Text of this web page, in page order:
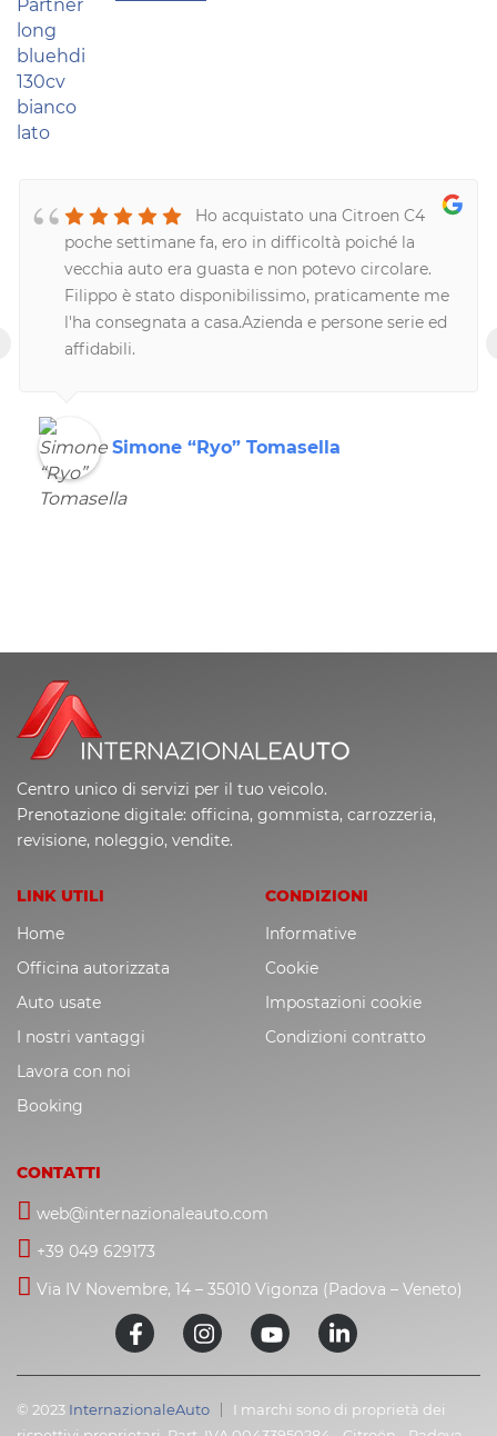
Ho acquistato una Citroen C4
poche settimane fa, ero in difficoltà poiché la
vecchia auto era guasta e non potevo circolare.
Filippo è stato disponibilissimo, praticamente me
l'ha consegnata a casa.Azienda e persone serie ed
affidabili.
Simone “Ryo” Tomasella
Centro unico di servizi per il tuo veicolo.
Prenotazione digitale: officina, gommista, carrozzeria,
revisione, noleggio, vendite.
LINK UTILI
Home
Officina autorizzata
Auto usate
I nostri vantaggi
Lavora con noi
Booking
CONDIZIONI
Informative
Cookie
Impostazioni cookie
Condizioni contratto
CONTATTI
web@internazionaleauto.com
+39 049 629173
Via IV Novembre, 14 – 35010 Vigonza (Padova – Veneto)
© 2023 InternazionaleAuto
I marchi sono di proprietà dei